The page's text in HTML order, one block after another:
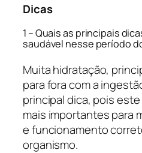
Dicas
1 – Quais as principais
saudável nesse período
Muita hidratação,
para fora com a
principal dica, pois
mais importantes para
e funcionamento
organismo.